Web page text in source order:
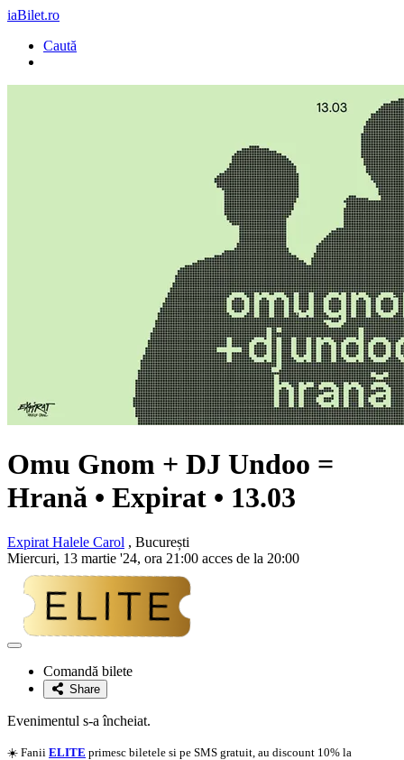
iaBilet.ro
Caută
Omu Gnom + DJ Undoo =
Hrană • Expirat • 13.03
Expirat Halele Carol , București
Miercuri, 13 martie '24, ora 21:00 acces de la 20:00
Adaugă
favoriteComandă bilete
Share
Evenimentul s-a încheiat.
☀️ Fanii ELITE primesc biletele si pe SMS gratuit, au discount 10% la